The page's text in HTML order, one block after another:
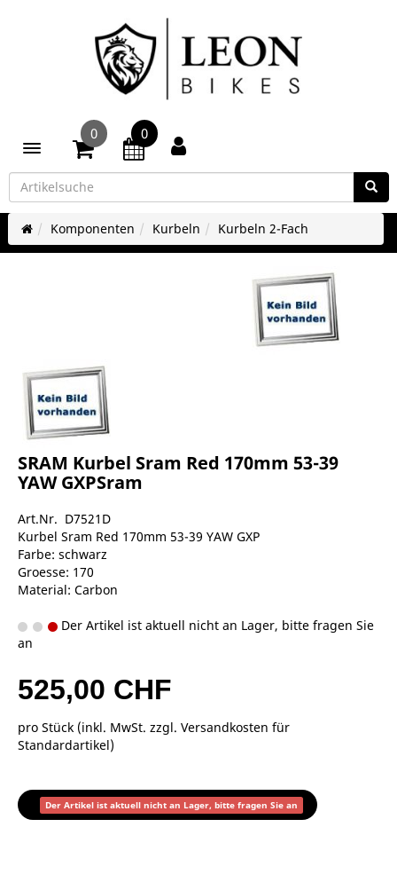
Toggle navigation
0 0
Komponenten Kurbeln Kurbeln 2-Fach
SRAM Kurbel Sram Red 170mm 53-39
YAW GXPSram
Art.Nr. D7521D
Kurbel Sram Red 170mm 53-39 YAW GXP
Farbe: schwarz
Groesse: 170
Material: Carbon
Der Artikel ist aktuell nicht an Lager, bitte fragen Sie
an
525,00 CHF
pro Stück (inkl. MwSt. zzgl. Versandkosten für
Standardartikel)
Der Artikel ist aktuell nicht an Lager, bitte fragen Sie an